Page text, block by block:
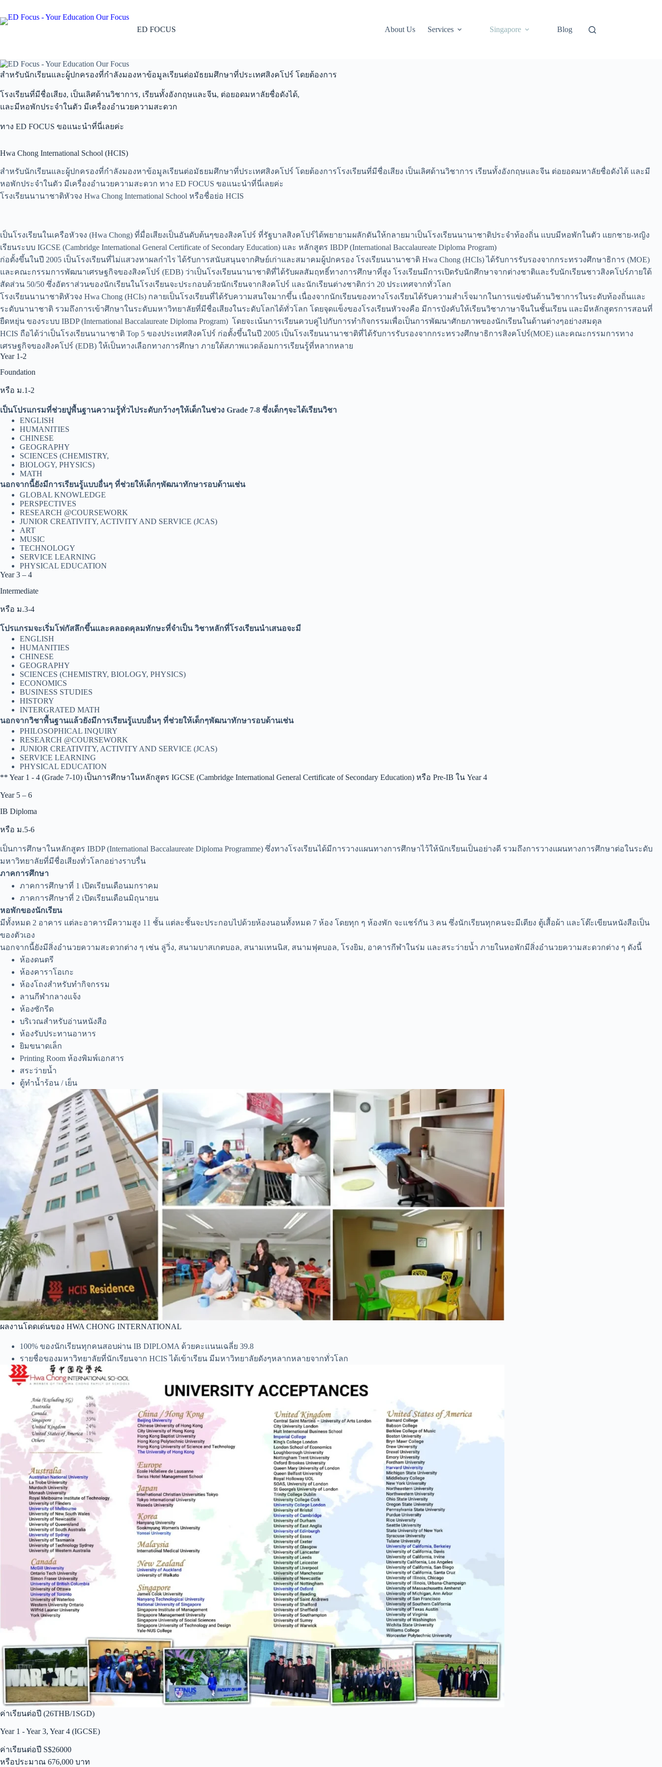
content
ED FOCUS
About Us Services Singapore Blog
สำหรับนักเรียนและผู้ปกครองที่กำลังมองหาข้อมูลเรียนต่อมัธยมศึกษาที่ประเทศสิงคโปร์ โดยต้องการ
โรงเรียนที่มีชื่อเสียง, เป็นเลิศด้านวิชาการ, เรียนทั้งอังกฤษและจีน, ต่อยอดมหาลัยชื่อดังได้,
และมีหอพักประจำในตัว มีเครื่องอำนวยความสะดวก
ทาง ED FOCUS ขอแนะนำที่นี่เลยค่ะ
Hwa Chong International School (HCIS)
สำหรับนักเรียนและผู้ปกครองที่กำลังมองหาข้อมูลเรียนต่อมัธยมศึกษาที่ประเทศสิงคโปร์ โดยต้องการโรงเรียนที่มีชื่อเสียง เป็นเลิศด้านวิชาการ เรียนทั้งอังกฤษและจีน ต่อยอดมหาลัยชื่อดังได้ และมี
หอพักประจำในตัว มีเครื่องอำนวยความสะดวก ทาง ED FOCUS ขอแนะนำที่นี่เลยค่ะ
โรงเรียนนานาชาติหัวจง Hwa Chong International School หรือชื่อย่อ HCIS
เป็นโรงเรียนในเครือหัวจง (Hwa Chong) ที่มื่อเสียงเป็นอันดับต้นๆของสิงคโปร์ ที่รัฐบาลสิงคโปร์ได้พยายามผลักดันให้กลายมาเป็นโรงเรียนนานาชาติประจำท้องถิ่น แบบมีหอพักในตัว แยกชาย-หญิง
เรียนระบบ IGCSE (Cambridge International General Certificate of Secondary Education) และ หลักสูตร IBDP (International Baccalaureate Diploma Program)
ก่อตั้งขึ้นในปี 2005 เป็นโรงเรียนที่ไม่แสวงหาผลกำไร ได้รับการสนับสนุนจากศิษย์เก่าและสมาคมผู้ปกครอง โรงเรียนนานาชาติ Hwa Chong (HCIs) ได้รับการรับรองจากกระทรวงศึกษาธิการ (MOE)
และคณะกรรมการพัฒนาเศรษฐกิจของสิงคโปร์ (EDB) ว่าเป็นโรงเรียนนานาชาติที่ได้รับผลสัมฤทธิ์ทางการศึกษาที่สูง โรงเรียนมีการเปิดรับนักศึกษาจากต่างชาติและรับนักเรียนชาวสิงคโปร์ภายใต้
สัดส่วน 50/50 ซึ่งอัตราส่วนของนักเรียนในโรงเรียนจะประกอบด้วยนักเรียนจากสิงคโปร์ และนักเรียนต่างชาติกว่า 20 ประเทศจากทั่วโลก
โรงเรียนนานาชาติหัวจง Hwa Chong (HCIs) กลายเป็นโรงเรียนที่ได้รับความสนใจมากขึ้น เนื่องจากนักเรียนของทางโรงเรียนได้รับความสำเร็จมากในการแข่งขันด้านวิชาการในระดับท้องถิ่นและ
ระดับนานาชาติ รวมถึงการเข้าศึกษาในระดับมหาวิทยาลัยที่มีชื่อเสียงในระดับโลกได้ทั่วโลก โดยจุดแข็งของโรงเรียนหัวจงคือ มีการบังคับให้เรียนวิชาภาษาจีนในชั้นเรียน และมีหลักสูตรการสอนที่
ยืดหยุ่น ของระบบ IBDP (International Baccalaureate Diploma Program) โดยจะเน้นการเรียนควบคู่ไปกับการทำกิจกรรมเพื่อเป็นการพัฒนาศักยภาพของนักเรียนในด้านต่างๆอย่างสมดุล
HCIS ถือได้ว่าเป็นโรงเรียนนานาชาติ Top 5 ของประเทศสิงคโปร์ ก่อตั้งขึ้นในปี 2005 เป็นโรงเรียนนานาชาติที่ได้รับการรับรองจากกระทรวงศึกษาธิการสิงคโปร์(MOE) เเละคณะกรรมการทาง
เศรษฐกิจของสิงคโปร์ (EDB) ให้เป็นทางเลือกทางการศึกษา ภายใต้สภาพเเวดล้อมการเรียนรู้ที่หลากหลาย
Year 1-2
Foundation
หรือ ม.1-2
เป็นโปรแกรมที่ช่วยปูพื้นฐานความรู้ทั่วไประดับกว้างๆให้เด็กในช่วง Grade 7-8 ซึ่งเด็กๆจะได้เรียนวิชา
ENGLISH
HUMANITIES
CHINESE
GEOGRAPHY
SCIENCES (CHEMISTRY,
BIOLOGY, PHYSICS)
MATH
นอกจากนี้ยังมีการเรียนรู้แบบอื่นๆ ที่ช่วยให้เด็กๆพัฒนาทักษารอบด้านเช่น
GLOBAL KNOWLEDGE
PERSPECTIVES
RESEARCH @COURSEWORK
JUNIOR CREATIVITY, ACTIVITY AND SERVICE (JCAS)
ART
MUSIC
TECHNOLOGY
SERVICE LEARNING
PHYSICAL EDUCATION
Year 3 – 4
Intermediate
หรือ ม.3-4
โปรแกรมจะเริ่มโฟกัสลึกขึ้นและคลอดคุลมทักษะที่จำเป็น วิชาหลักที่โรงเรียนนำเสนอจะมี
ENGLISH
HUMANITIES
CHINESE
GEOGRAPHY
SCIENCES (CHEMISTRY, BIOLOGY, PHYSICS)
ECONOMICS
BUSINESS STUDIES
HISTORY
INTERGRATED MATH
นอกจากวิชาพื้นฐานแล้วยังมีการเรียนรู้แบบอื่นๆ ที่ช่วยให้เด็กๆพัฒนาทักษารอบด้านเช่น
PHILOSOPHICAL INQUIRY
RESEARCH @COURSEWORK
JUNIOR CREATIVITY, ACTIVITY AND SERVICE (JCAS)
SERVICE LEARNING
PHYSICAL EDUCATION
** Year 1 - 4 (Grade 7-10) เป็นการศึกษาในหลักสูตร IGCSE (Cambridge International General Certificate of Secondary Education) หรือ Pre-IB ใน Year 4
Year 5 – 6
IB Diploma
หรือ ม.5-6
เป็นการศึกษาในหลักสูตร IBDP (International Baccalaureate Diploma Programme) ซึ่งทางโรงเรียนได้มีการวางแผนทางการศึกษาไว้ให้นักเรียนเป็นอย่างดี รวมถึงการวางแผนทางการศึกษาต่อในระดับ
มหาวิทยาลัยที่มีชื่อเสียงทั่วโลกอย่างราบรื่น
ภาคการศึกษา
ภาคการศึกษาที่ 1 เปิดเรียนเดือนมกราคม
ภาคการศึกษาที่ 2 เปิดเรียนเดือนมิถุนายน
หอพักของนักเรียน
มีทั้งหมด 2 อาคาร แต่ละอาคารมีความสูง 11 ชั้น แต่ละชั้นจะประกอบไปด้วยห้องนอนทั้งหมด 7 ห้อง โดยทุก ๆ ห้องพัก จะแชร์กัน 3 คน ซึ่งนักเรียนทุกคนจะมีเตียง ตู้เสื้อผ้า และโต๊ะเขียนหนังสือเป็น
ของตัวเอง
นอกจากนี้ยังมีสิ่งอำนวยความสะดวกต่าง ๆ เช่น ลู่วิ่ง, สนามบาสเกตบอล, สนามเทนนิส, สนามฟุตบอล, โรงยิม, อาคารกีฬาในร่ม และสระว่ายน้ำ ภายในหอพักมีสิ่งอำนวยความสะดวกต่าง ๆ ดังนี้
ห้องดนตรี
ห้องคาราโอเกะ
ห้องโถงสำหรับทำกิจกรรม
ลานกีฬากลางแจ้ง
ห้องซักรีด
บริเวณสำหรับอ่านหนังสือ
ห้องรับประทานอาหาร
ยิมขนาดเล็ก
Printing Room ห้องพิมพ์เอกสาร
สระว่ายน้ำ
ตู้ทำน้ำร้อน / เย็น
ผลงานโดดเด่นของ HWA CHONG INTERNATIONAL
100% ของนักเรียนทุกคนสอบผ่าน IB DIPLOMA ด้วยคะแนนเฉลี่ย 39.8
รายชื่อของมหาวิทยาลัยที่นักเรียนจาก HCIS ได้เข้าเรียน มีมหาวิทยาลัยดังๆหลากหลายจากทั่วโลก
ค่าเรียนต่อปี (26THB/1SGD)
Year 1 - Year 3, Year 4 (IGCSE)
ค่าเรียนต่อปี S$26000
หรือประมาณ 676,000 บาท